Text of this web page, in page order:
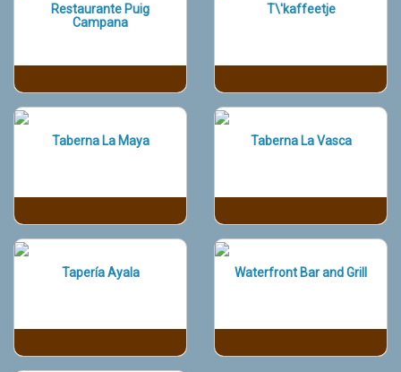
Restaurante Puig
Campana
T\'kaffeetje
Taberna La Maya Taberna La Vasca
Tapería Ayala Waterfront Bar and Grill